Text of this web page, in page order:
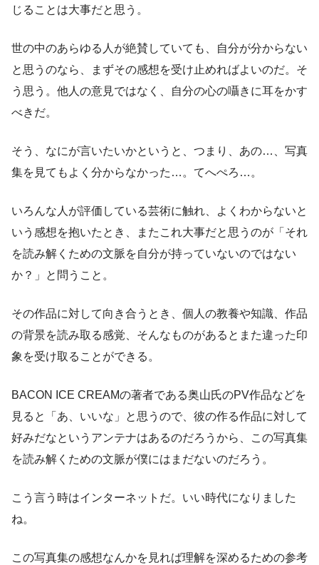
じることは大事だと思う。
世の中のあらゆる人が絶賛していても、自分が分からない
と思うのなら、まずその感想を受け止めればよいのだ。そ
う思う。他人の意見ではなく、自分の心の囁きに耳をかす
べきだ。
そう、なにが言いたいかというと、つまり、あの…、写真
集を見てもよく分からなかった…。てへぺろ…。
いろんな人が評価している芸術に触れ、よくわからないと
いう感想を抱いたとき、またこれ大事だと思うのが「それ
を読み解くための文脈を自分が持っていないのではない
か？」と問うこと。
その作品に対して向き合うとき、個人の教養や知識、作品
の背景を読み取る感覚、そんなものがあるとまた違った印
象を受け取ることができる。
BACON ICE CREAMの著者である奥山氏のPV作品などを
見ると「あ、いいな」と思うので、彼の作る作品に対して
好みだなというアンテナはあるのだろうから、この写真集
を読み解くための文脈が僕にはまだないのだろう。
こう言う時はインターネットだ。いい時代になりました
ね。
この写真集の感想なんかを見れば理解を深めるための参考